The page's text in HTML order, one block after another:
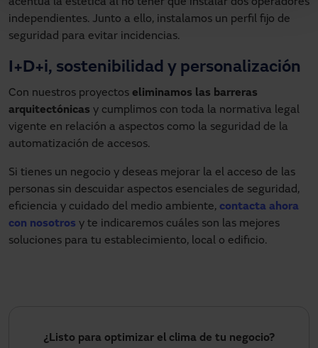
independientes. Junto a ello, instalamos un perfil fijo de
seguridad para evitar incidencias.
I+D+i, sostenibilidad y personalización
Con nuestros proyectos eliminamos las barreras
arquitectónicas y cumplimos con toda la normativa legal
vigente en relación a aspectos como la seguridad de la
automatización de accesos.
Si tienes un negocio y deseas mejorar la el acceso de las
personas sin descuidar aspectos esenciales de seguridad,
eficiencia y cuidado del medio ambiente, contacta ahora
con nosotros y te indicaremos cuáles son las mejores
soluciones para tu establecimiento, local o edificio.
¿Listo para optimizar el clima de tu negocio?